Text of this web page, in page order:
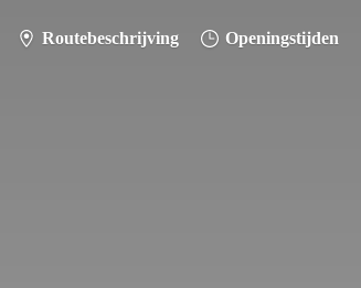
Routebeschrijving Openingstijden